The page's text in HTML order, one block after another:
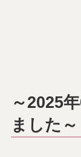
～2025
ました～